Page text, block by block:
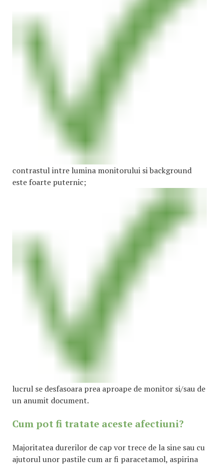
contrastul intre lumina monitorului si background
este foarte puternic;
lucrul se desfasoara prea aproape de monitor si/sau de
un anumit document.
Cum pot fi tratate aceste afectiuni?
Majoritatea durerilor de cap vor trece de la sine sau cu
ajutorul unor pastile cum ar fi paracetamol, aspirina